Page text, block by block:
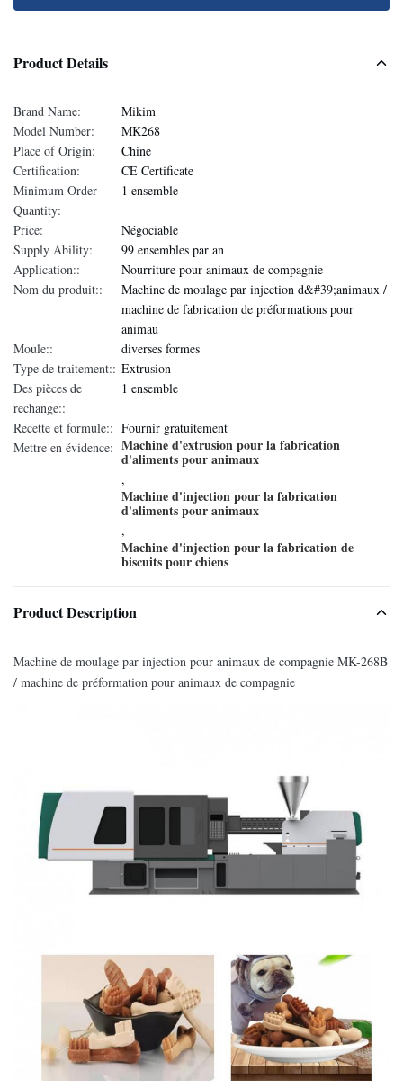
Product Details
Brand Name:
Mikim
Model Number:
MK268
Place of Origin:
Chine
Certification:
CE Certificate
Minimum Order
Quantity:
1 ensemble
Price:
Négociable
Supply Ability:
99 ensembles par an
Application::
Nourriture pour animaux de compagnie
Nom du produit::
Machine de moulage par injection d&#39;animaux /
machine de fabrication de préformations pour
animau
Moule::
diverses formes
Type de traitement:: Extrusion
Des pièces de
rechange::
1 ensemble
Recette et formule:: Fournir gratuitement
Mettre en évidence: Machine d'extrusion pour la fabrication
d'aliments pour animaux
,
Machine d'injection pour la fabrication
d'aliments pour animaux
,
Machine d'injection pour la fabrication de
biscuits pour chiens
Product Description
Machine de moulage par injection pour animaux de compagnie MK-268B
/ machine de préformation pour animaux de compagnie